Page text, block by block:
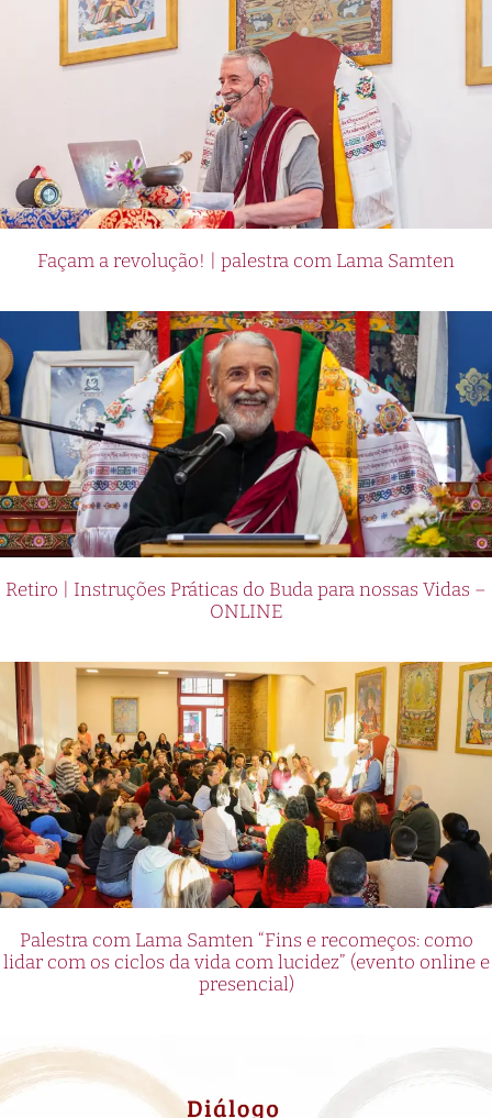
Façam a revolução! | palestra com Lama Samten
Retiro | Instruções Práticas do Buda para nossas Vidas –
ONLINE
Palestra com Lama Samten “Fins e recomeços: como
lidar com os ciclos da vida com lucidez” (evento online e
presencial)